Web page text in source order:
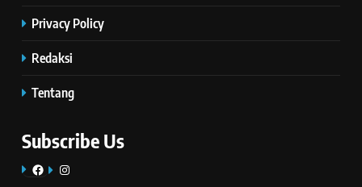
Privacy Policy
Redaksi
Tentang
Subscribe Us
FacebookInstagram